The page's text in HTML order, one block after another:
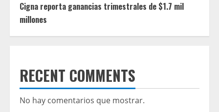
Cigna reporta ganancias trimestrales de $1.7 mil
millones
RECENT COMMENTS
No hay comentarios que mostrar.